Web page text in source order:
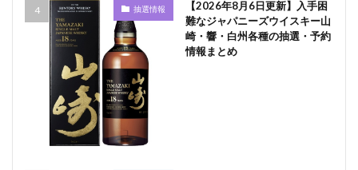
抽選情報
【2026年8月6日更新】入手困
難なジャパニーズウイスキー山
崎・響・白州各種の抽選・予約
情報まとめ